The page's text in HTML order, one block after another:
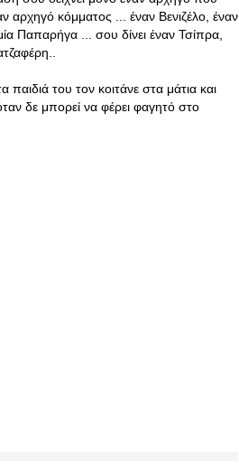
αρχηγό κόμματος ... έναν Βενιζέλο, έναν
Παπαρήγα ... σου δίνει έναν Τσίπρα,
του τον κοιτάνε στα μάτια και
δε μπορεί να φέρει φαγητό στο